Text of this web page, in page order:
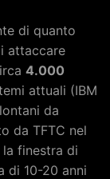
di quanto
attaccare
4.000
attuali (IBM
da
da TFTC nel
finestra di
di 10-20 anni